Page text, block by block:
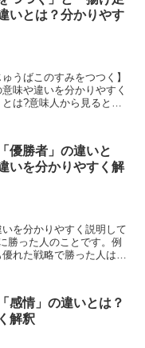
いとは？分かりやす
うばこのすみをつつく】
味や違いを分かりやすく
は?意味人から見ると、
優勝者」の違いと
いを分かりやすく解
を分かりやすく説明して
勝った人のことです。例
れた戦略で勝った人は
感情」の違いとは？
解釈